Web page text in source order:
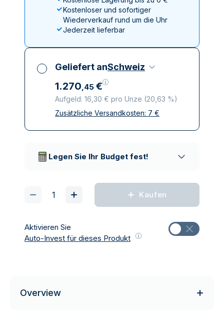
Kostenloser und sofortiger
Wiederverkauf rund um die Uhr
Jederzeit lieferbar
Geliefert anSchweiz
1.270,45 €
Aufgeld: 16,30 € pro Unze (20,63 %)
Alle Steuern inbegriffen
Zusätzliche Versandkosten: 7 €
Legen Sie Ihr Budget fest!
Kaufen
Aktivieren Sie
Auto-Invest für dieses Produkt
Overview